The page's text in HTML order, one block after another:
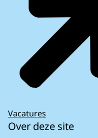
Vacatures
Over deze site